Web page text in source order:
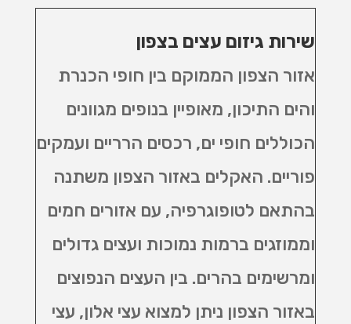
שירות גיזום עצים בצפון
אזור הצפון הממוקם בין חופי הכנרת
והים התיכון, מאופיין בנופים מגוונים
הכוללים חופי ים, רכסים הרריים ועמקים
פוריים. האקלים באזור הצפון משתנה
בהתאם לטופוגרפיה, עם אזורים חמים
וממוזגים ברמות נמוכות ועצים גדולים
ומרשימים בהרים. בין העצים הנפוצים
באזור הצפון ניתן למצוא עצי אלון, עצי